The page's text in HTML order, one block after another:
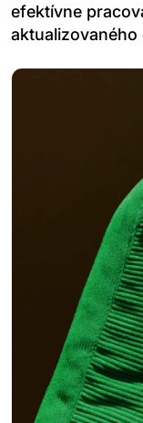
efektívne
aktualizovaného